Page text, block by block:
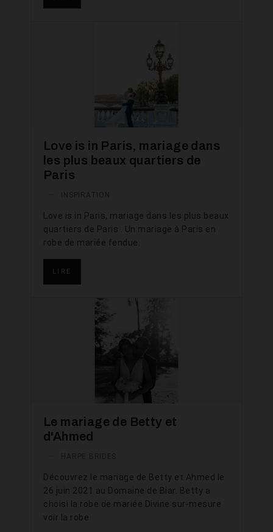
Love is in Paris, mariage dans
les plus beaux quartiers de
Paris
Love is in Paris, mariage dans les plus beaux
quartiers de Paris . Un mariage à Paris en
robe de mariée fendue.
LIRE
Le mariage de Betty et
d'Ahmed
Découvrez le mariage de Betty et Ahmed le
26 juin 2021 au Domaine de Biar. Betty a
choisi la robe de mariée Divine sur-mesure
voir la robe